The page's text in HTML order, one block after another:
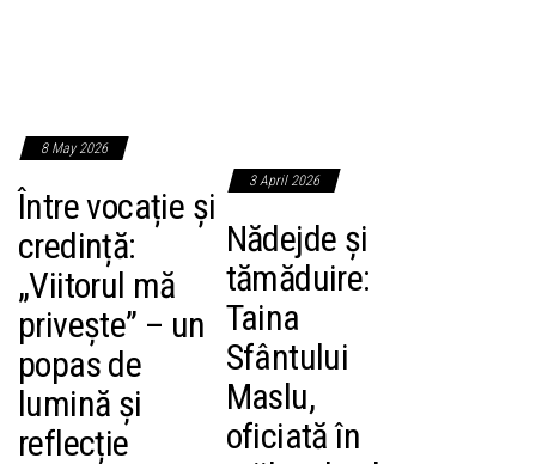
8 May 2026
Între vocație și
credință:
„Viitorul mă
privește” – un
popas de
lumină și
reflecție
3 April 2026
Nădejde și
tămăduire:
Taina
Sfântului
Maslu,
oficiată în